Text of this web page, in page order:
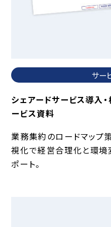
サー
シェアードサービス導入
ービス資料
業務集約のロードマップ
視化で経営合理化と環境
ポート。